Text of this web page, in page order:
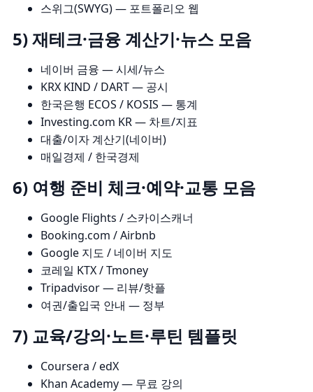
스위그(SWYG)— 포트폴리오 웹
5) 재테크·금융 계산기·뉴스 모음
네이버 금융 — 시세/뉴스
KRX KIND / DART— 공시
한국은행 ECOS / KOSIS — 통계
Investing.com KR— 차트/지표
대출/이자 계산기(네이버)
매일경제 / 한국경제
6) 여행 준비 체크·예약·교통 모음
Google Flights / 스카이스캐너
Booking.com /Airbnb
Google 지도 / 네이버 지도
코레일 KTX/Tmoney
Tripadvisor— 리뷰/핫플
여권/출입국 안내 — 정부
7) 교육/강의·노트·루틴 템플릿
Coursera /edX
Khan Academy— 무료 강의